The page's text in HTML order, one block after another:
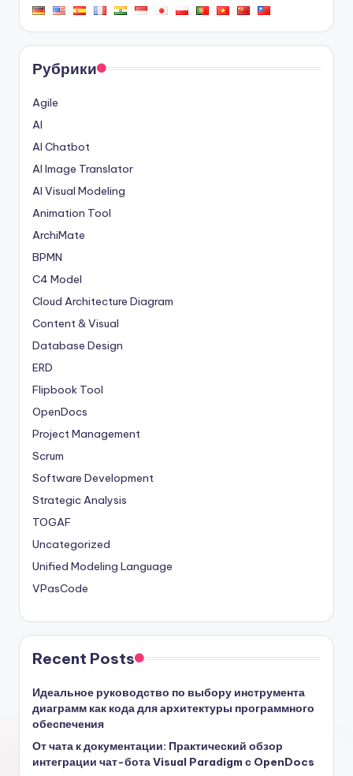
Рубрики
Agile
AI
AI Chatbot
AI Image Translator
AI Visual Modeling
Animation Tool
ArchiMate
BPMN
C4 Model
Cloud Architecture Diagram
Content & Visual
Database Design
ERD
Flipbook Tool
OpenDocs
Project Management
Scrum
Software Development
Strategic Analysis
TOGAF
Uncategorized
Unified Modeling Language
VPasCode
Recent Posts
Идеальное руководство по выбору инструмента
диаграмм как кода для архитектуры программного
обеспечения
От чата к документации: Практический обзор
интеграции чат-бота Visual Paradigm с OpenDocs